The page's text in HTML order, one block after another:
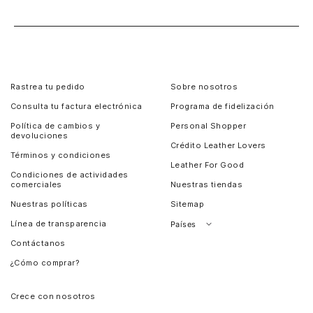
Rastrea tu pedido
Consulta tu factura electrónica
Política de cambios y
devoluciones
Términos y condiciones
Condiciones de actividades
comerciales
Nuestras políticas
Línea de transparencia
Contáctanos
¿Cómo comprar?
Sobre nosotros
Programa de fidelización
Personal Shopper
Crédito Leather Lovers
Leather For Good
Nuestras tiendas
Sitemap
Países
Crece con nosotros